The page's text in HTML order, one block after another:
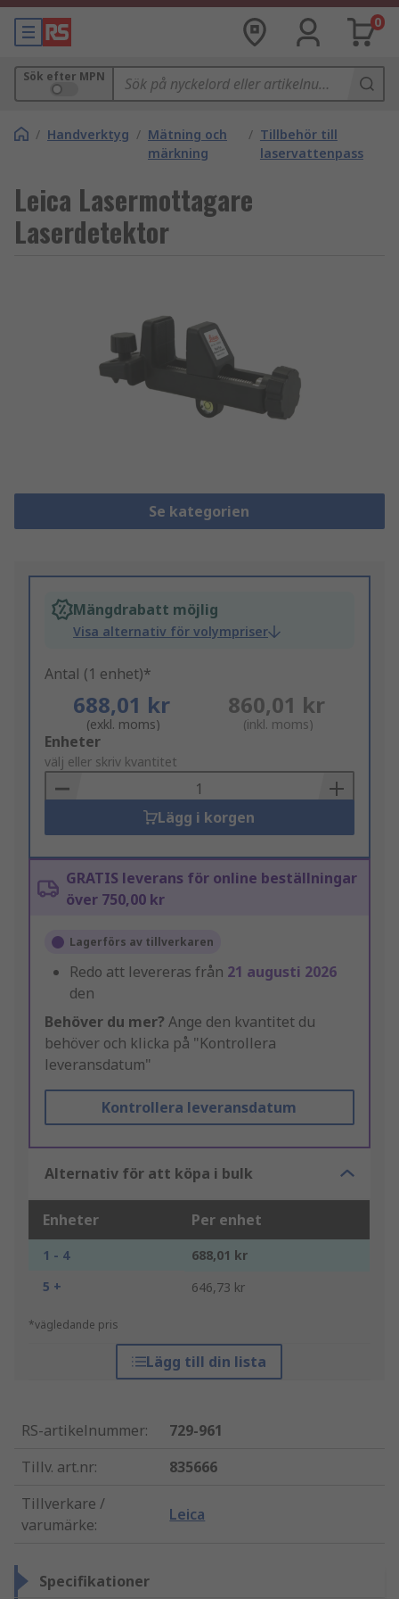
0
Sök efter MPN
/ Handverktyg / Mätning och
märkning
/ Tillbehör till
laservattenpass
Leica Lasermottagare
Laserdetektor
Se kategorien
Mängdrabatt möjlig
Visa alternativ för volympriser
Antal (1 enhet)*
688,01 kr
(exkl. moms)
860,01 kr
(inkl. moms)
Add
to
Basket
Enheter
välj eller skriv kvantitet
Lägg i korgen
GRATIS leverans för online beställningar
över 750,00 kr
Lagerförs av tillverkaren
Redo att levereras från 21 augusti 2026
den
Behöver du mer? Ange den kvantitet du
behöver och klicka på "Kontrollera
leveransdatum"
Kontrollera leveransdatum
Alternativ för att köpa i bulk
Enheter Per enhet
1 - 4
688,01 kr
5 +
646,73 kr
*vägledande pris
Lägg till din lista
RS-artikelnummer:
729-961
Tillv. art.nr:
835666
Tillverkare /
varumärke:
Leica
Specifikationer